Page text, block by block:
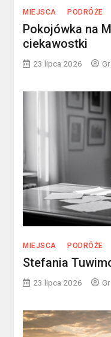
MIEJSCA PODRÓŻE
Pokojówka na
ciekawostki
23 lipca 2026
MIEJSCA PODRÓŻE
Stefania
23 lipca 2026